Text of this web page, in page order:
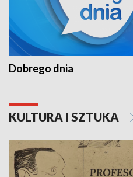
Dobrego dnia
KULTURA I SZTUKA